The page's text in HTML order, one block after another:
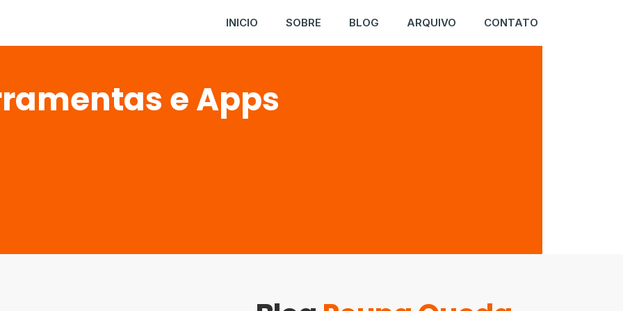
INICIO SOBRE BLOG ARQUIVO CONTATO
e Apps